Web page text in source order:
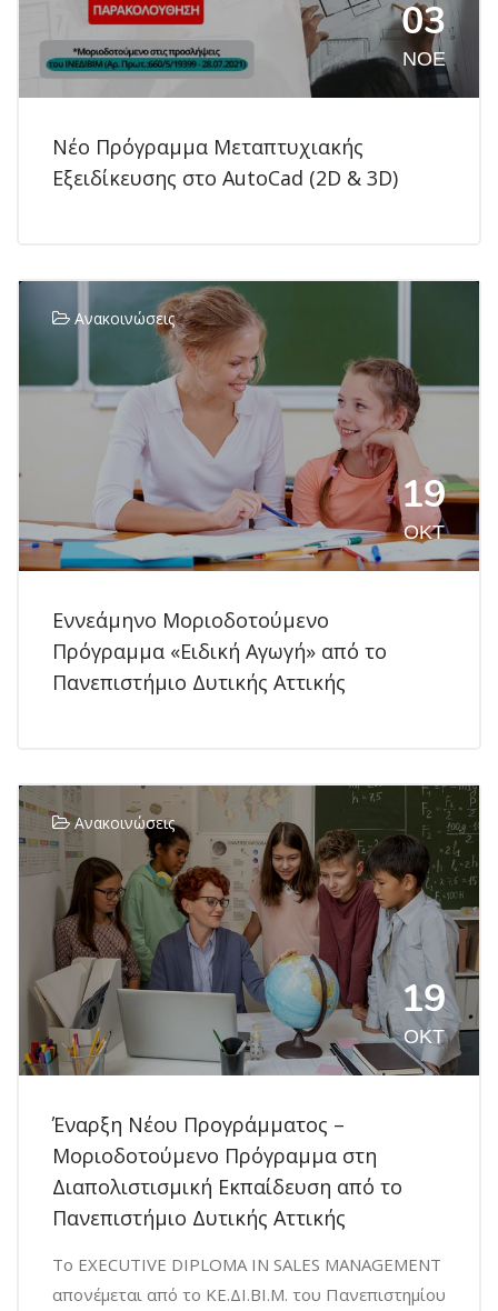
03
ΝΟΈ
Νέο Πρόγραμμα Μεταπτυχιακής
Εξειδίκευσης στο AutoCad (2D & 3D)
Ανακοινώσεις
19
ΟΚΤ
Εννεάμηνο Μοριοδοτούμενο
Πρόγραμμα «Ειδική Αγωγή» από το
Πανεπιστήμιο Δυτικής Αττικής
Ανακοινώσεις
19
ΟΚΤ
Έναρξη Νέου Προγράμματος –
Μοριοδοτούμενο Πρόγραμμα στη
Διαπολιστισμική Εκπαίδευση από το
Πανεπιστήμιο Δυτικής Αττικής
Το EXECUTIVE DIPLOMA IN SALES MANAGEMENT
απονέμεται από το ΚΕ.ΔΙ.ΒΙ.Μ. του Πανεπιστημίου